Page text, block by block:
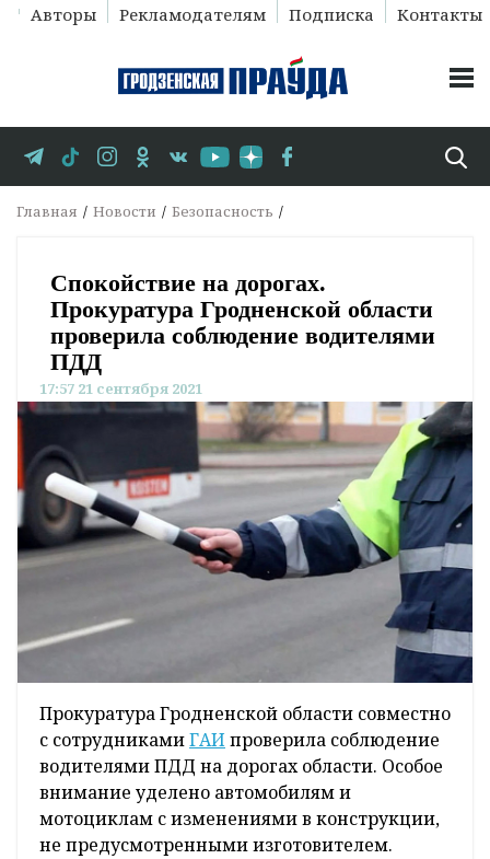
Авторы Рекламодателям Подписка Контакты
Главная Новости Безопасность
Спокойствие на дорогах.
Прокуратура Гродненской области
проверила соблюдение водителями
ПДД
17:57 21 сентября 2021
Прокуратура Гродненской области совместно
с сотрудникамиГАИпроверила соблюдение
водителями ПДД на дорогах области. Особое
внимание уделено автомобилям и
мотоциклам с изменениями в конструкции,
не предусмотренными изготовителем.